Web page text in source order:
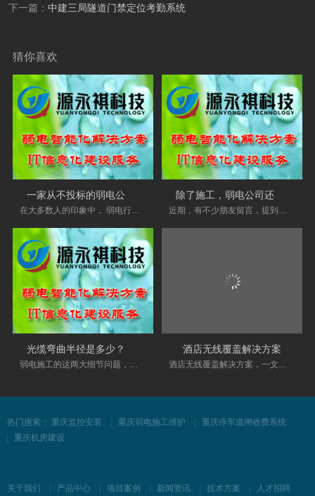
下一篇： 中建三局隧道门禁定位考勤系统
猜你喜欢
在大多数人的印象中， 弱电行业 是一个“投标修 近期，有不少朋友留言，提到弱电公司的盈利方
弱电施工的这两大细节问题，一直以来不断的有
酒店无线覆盖解决方案
酒店无线覆盖解决方案，一文了解清楚 导读 上次
热门搜索： 重庆监控安装 重庆弱电施工维护
重庆停车道闸收费系统
重庆机房建设
关于我们 产品中心 项目案例 新闻资讯 技术方案 人才招聘